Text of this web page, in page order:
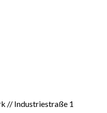
// Industriestraße 1